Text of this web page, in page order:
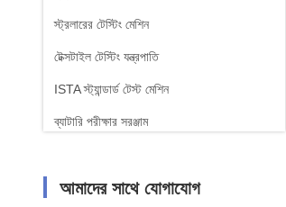
স্ট্রলারের টেস্টিং মেশিন
টেক্সটাইল টেস্টিং যন্ত্রপাতি
ISTA স্ট্যান্ডার্ড টেস্ট মেশিন
ব্যাটারি পরীক্ষার সরঞ্জাম
জ্বলনযোগ্যতা পরীক্ষার সরঞ্জাম
আমাদের সাথে যোগাযোগ